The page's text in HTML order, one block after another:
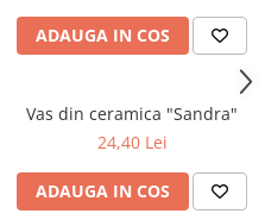
ADAUGA IN COS
Vas din ceramica "Sandra"
24,40 Lei
ADAUGA IN COS